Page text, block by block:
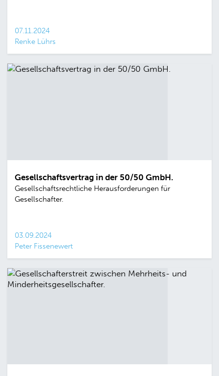
07.11.2024
Renke Lührs
Gesellschaftsvertrag in der 50/50 GmbH.
Gesellschaftsrechtliche Herausforderungen für
Gesellschafter.
03.09.2024
Peter Fissenewert